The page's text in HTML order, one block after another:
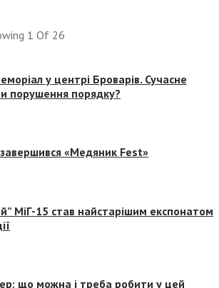
1 Of 26
у центрі Броварів. Сучасне
порушення порядку?
«Медяник Fest»
МіГ-15 став найстарішим експонатом
що можна і треба робити у цей